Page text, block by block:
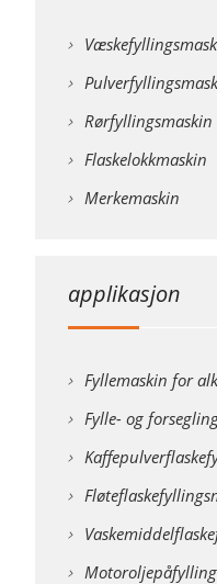
Rørfyllingsmaskin
Flaskelokkmaskin
Merkemaskin
applikasjon
Fyllemaskin for
Fylle- og